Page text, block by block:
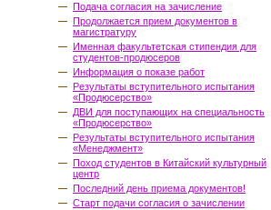
Подача согласия на зачисление
Продолжается прием документов в
магистратуру
Именная факультетская стипендия для
студентов-продюсеров
Информация о показе работ
Результаты вступительного испытания
«Продюсерство»
ДВИ для поступающих на специальность
«Продюсерство»
Результаты вступительного испытания
«Менеджмент»
Поход студентов в Китайский культурный
центр
Последний день приема документов!
Старт подачи согласия о зачислении